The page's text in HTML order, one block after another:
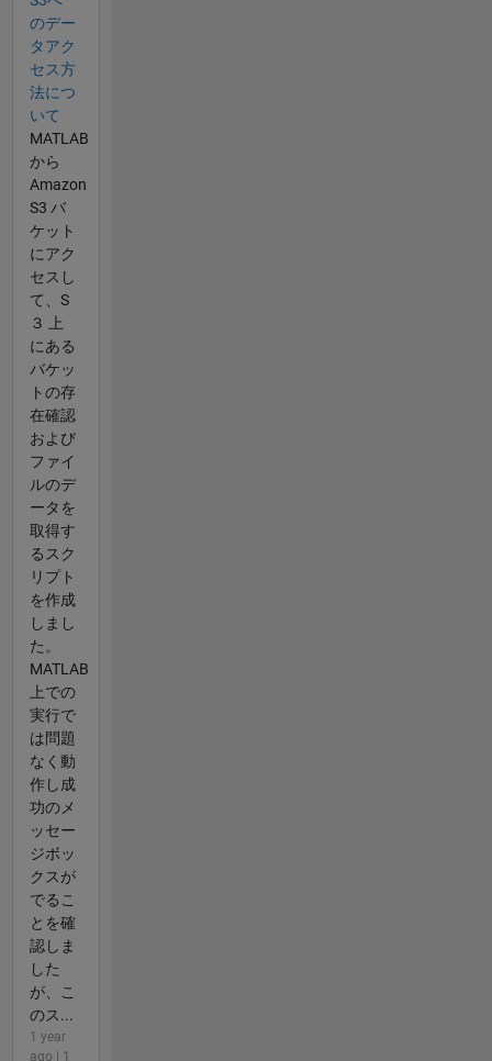
のデー
タアク
セス方
法につ
いて
MATLAB
から
Amazon
S3 バ
ケット
にアク
セスし
て、S
３ 上
にある
バケッ
トの存
在確認
および
ファイ
ルのデ
ータを
取得す
るスク
リプト
を作成
しまし
た。
MATLAB
上での
実行で
は問題
なく動
作し成
功のメ
ッセー
ジボッ
クスが
でるこ
とを確
認しま
した
が、こ
のス...
1 year
ago | 1